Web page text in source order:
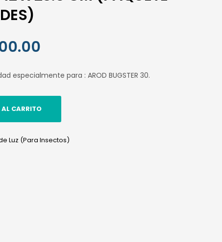
actual
S/ 300.00.
especialmente para : AROD BUGSTER 30.
CARRITO
Luz (Para Insectos)